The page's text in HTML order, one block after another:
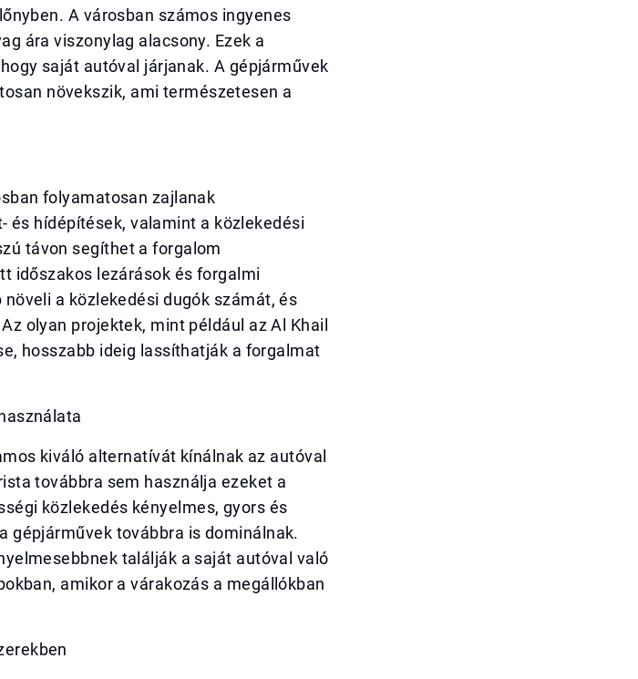
A városban számos ingyenes
ára viszonylag alacsony. Ezek a
saját autóval járjanak. A gépjárművek
növekszik, ami természetesen a
folyamatosan zajlanak
hídépítések, valamint a közlekedési
távon segíthet a forgalom
időszakos lezárások és forgalmi
a közlekedési dugók számát, és
olyan projektek, mint például az Al Khail
hosszabb ideig lassíthatják a forgalmat
kiváló alternatívát kínálnak az autóval
továbbra sem használja ezeket a
közlekedés kényelmes, gyors és
gépjárművek továbbra is dominálnak.
találják a saját autóval való
amikor a várakozás a megállókban